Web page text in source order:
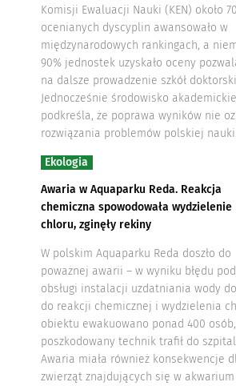
Komisji Ewaluacji Nauki (KEN) około
ocenianych dyscyplin awansowało w
międzynarodowych rankingach, a
90% jednostek uzyskało oceny
na dalsze prowadzenie szkół
Jednocześnie środowisko akademickie
podkreśla, że poprawa wyników nie
rozwiązania problemów polskiej nauki.
Ekologia
Awaria w Aquaparku Reda. Reakcja
chemiczna spowodowała wydzielenie
chloru, zginęły rekiny
W polskim Aquaparku Reda doszło do
poważnej awarii – w wyniku błędu
obsługi instalacji uzdatniania wody
do reakcji chemicznej i wydzielenia
obiektu ewakuowano ponad 400
poszkodowany technik trafił do
Awaria miała również konsekwencje
zwierząt znajdujących się w akwarium